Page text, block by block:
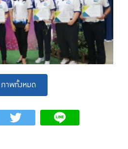
ภาพทั้งหมด